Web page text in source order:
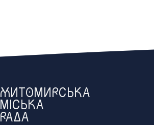
ЖИТОМИРСЬКА
МІСЬКА
РАДА